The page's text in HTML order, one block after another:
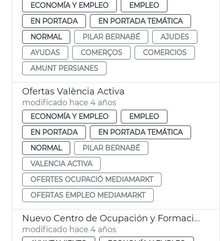
ECONOMÍA Y EMPLEO
EMPLEO
EN PORTADA
EN PORTADA TEMÁTICA
NORMAL
PILAR BERNABÉ
AJUDES
AYUDAS
COMERÇOS
COMERCIOS
AMUNT PERSIANES
Ofertas València Activa
modificado hace 4 años
ECONOMÍA Y EMPLEO
EMPLEO
EN PORTADA
EN PORTADA TEMÁTICA
NORMAL
PILAR BERNABÉ
VALENCIA ACTIVA
OFERTES OCUPACIÓ MEDIAMARKT
OFERTAS EMPLEO MEDIAMARKT
Nuevo Centro de Ocupación y Formación Cabanyal-Canyamelar
modificado hace 4 años